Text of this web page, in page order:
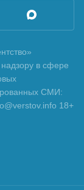
в сфере
СМИ:
18+